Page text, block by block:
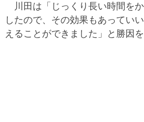
川田は「じっくり長い時間を
したので、その効果もあってい
えることができました」と勝因を